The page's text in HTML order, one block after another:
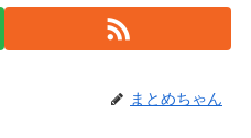
まとめちゃん